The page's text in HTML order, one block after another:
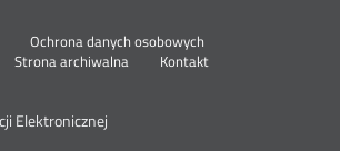
Otwórz
Ochrona danych osobowych
Strona archiwalna
Kontakt
Elektronicznej